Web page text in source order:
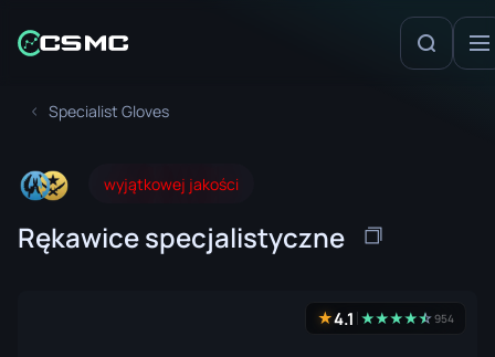
Specialist Gloves
wyjątkowej jakości
Rękawice specjalistyczne
★4.1 ★★★★★
☆954